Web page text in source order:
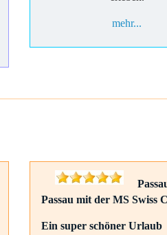
mehr...
Passau mit der MS Swiss
Ein super schöner Urlaub